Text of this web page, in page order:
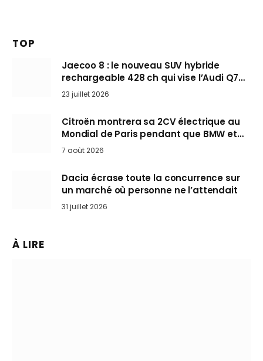
TOP
Jaecoo 8 : le nouveau SUV hybride
rechargeable 428 ch qui vise l’Audi Q7
arrive en Europe cet automne
23 juillet 2026
Citroën montrera sa 2CV électrique au
Mondial de Paris pendant que BMW et
Mini désertent le salon
7 août 2026
Dacia écrase toute la concurrence sur
un marché où personne ne l’attendait
31 juillet 2026
À LIRE